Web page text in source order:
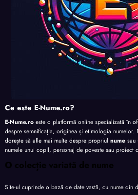
Ce este E-Nume.ro?
E-Nume.ro este o platformă online specializată în
despre semnificația, originea și etimologia
dorește să afle mai multe despre propriul nume sau
numele unui copil, personaj de poveste sau proiect
O colecție variată de nume
Site-ul cuprinde o bază de date vastă, cu nume din